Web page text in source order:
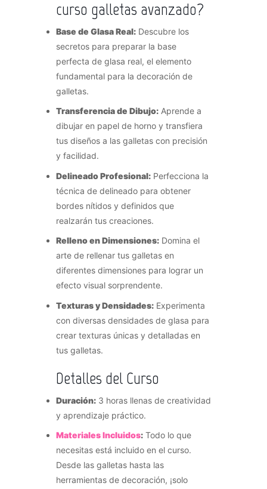
curso galletas avanzado?
Base de Glasa Real: Descubre los
secretos para preparar la base
perfecta de glasa real, el elemento
fundamental para la decoración de
galletas.
Transferencia de Dibujo: Aprende a
dibujar en papel de horno y transfiera
tus diseños a las galletas con precisión
y facilidad.
Delineado Profesional: Perfecciona la
técnica de delineado para obtener
bordes nítidos y definidos que
realzarán tus creaciones.
Relleno en Dimensiones: Domina el
arte de rellenar tus galletas en
diferentes dimensiones para lograr un
efecto visual sorprendente.
Texturas y Densidades: Experimenta
con diversas densidades de glasa para
crear texturas únicas y detalladas en
tus galletas.
Detalles del Curso
Duración: 3 horas llenas de creatividad
y aprendizaje práctico.
Materiales Incluidos: Todo lo que
necesitas está incluido en el curso.
Desde las galletas hasta las
herramientas de decoración, ¡solo